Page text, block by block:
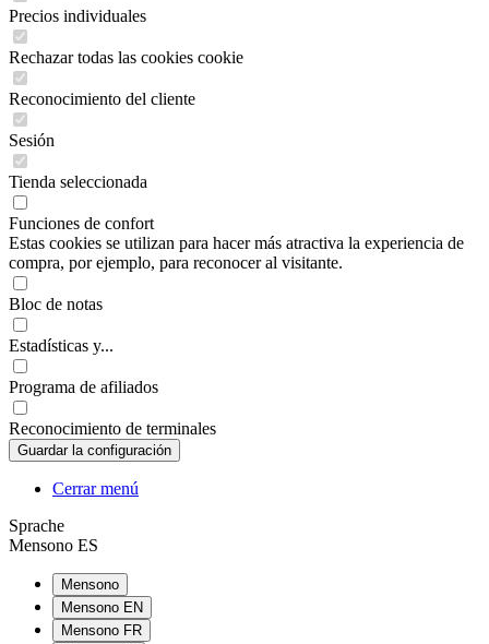
Precios individuales
Rechazar todas las cookies cookie
Reconocimiento del cliente
Sesión
Tienda seleccionada
Funciones de confort
Estas cookies se utilizan para hacer más atractiva la experiencia de
compra, por ejemplo, para reconocer al visitante.
Bloc de notas
Estadísticas y...
Programa de afiliados
Reconocimiento de terminales
Cerrar menú
Sprache
Mensono ES
Mensono
Mensono EN
Mensono FR